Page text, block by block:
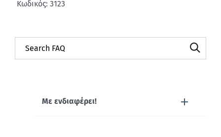
Κωδικός: 3123
Με ενδιαφέρει!